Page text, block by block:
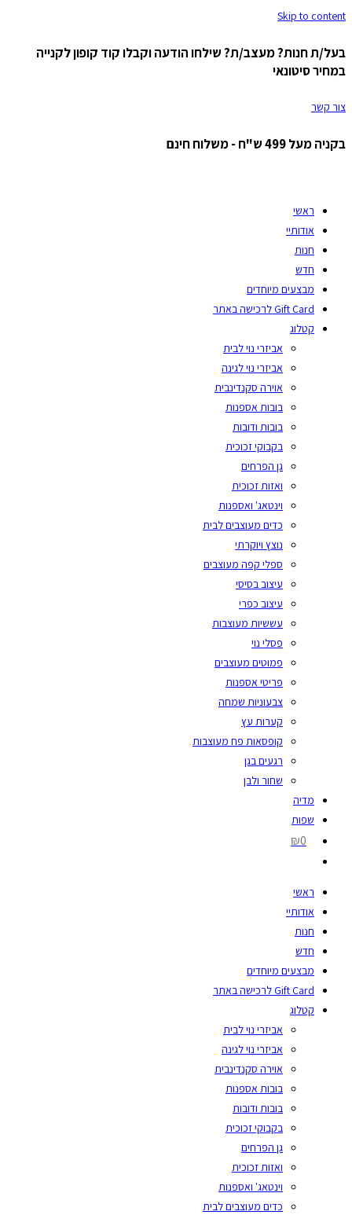
Skip to content
בעל/ת חנות? מעצב/ת? שילחו הודעה וקבלו קוד קופון לקנייה
במחיר סיטונאי
צור קשר
בקניה מעל 499 ש"ח - משלוח חינם
ראשי
אודותיי
חנות
חדש
מבצעים מיוחדים
Gift Card לרכישה באתר
קטלוג
אביזרי נוי לבית
אביזרי נוי לגינה
אוירה סקנדינבית
בובות אספנות
בובות ודובות
בקבוקי זכוכית
גן הפרחים
ואזות זכוכית
וינטאג' ואספנות
כדים מעוצבים לבית
נוצץ ויוקרתי
ספלי קפה מעוצבים
עיצוב בסיסי
עיצוב כפרי
עששיות מעוצבות
פסלי נוי
פמוטים מעוצבים
פריטי אספנות
צבעוניות שמחה
קערות עץ
קופסאות פח מעוצבות
רגעים בגן
שחור ולבן
מדיה
שפות
₪0
ראשי
אודותיי
חנות
חדש
מבצעים מיוחדים
Gift Card לרכישה באתר
קטלוג
אביזרי נוי לבית
אביזרי נוי לגינה
אוירה סקנדינבית
בובות אספנות
בובות ודובות
בקבוקי זכוכית
גן הפרחים
ואזות זכוכית
וינטאג' ואספנות
כדים מעוצבים לבית